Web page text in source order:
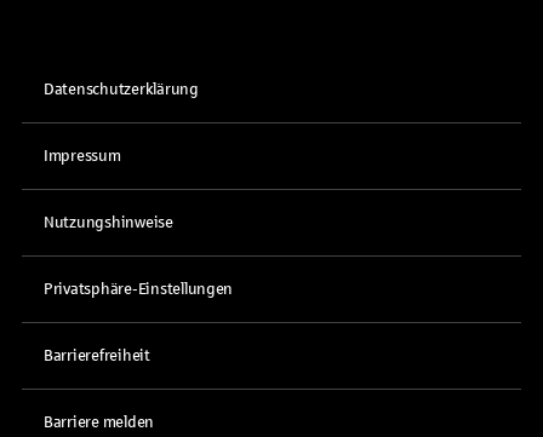
Datenschutzerklärung
Impressum
Nutzungshinweise
Privatsphäre-Einstellungen
Barrierefreiheit
Barriere melden